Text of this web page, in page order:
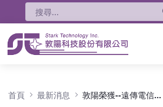
首頁 最新消息 敦陽榮獲--遠傳電信頒發2020年度「執行績效評鑑-勇猛精進獎」及「永續先鋒隊-最佳夥伴獎」